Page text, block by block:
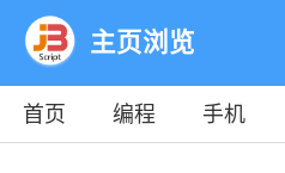
主页浏览
首页 编程 手机